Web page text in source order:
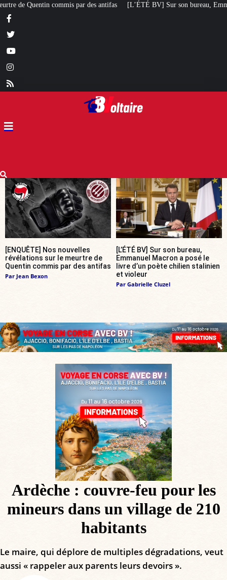
[L’ÉTÉ BV] Sur son bureau, Emmanuel Macron a posé le livre d’un
[ENQUÊTE] Nos nouvelles
révélations sur le meurtre de
Quentin commis par des antifas
Par Jean Bexon
[L’ÉTÉ BV] Sur son bureau,
Emmanuel Macron a posé le
livre d’un poète chilien stalinien
et violeur
Par Gabrielle Cluzel
Ardèche : couvre-feu pour les
mineurs dans un village de 210
habitants
Le maire, qui déplore de multiples dégradations, veut
aussi « rappeler aux parents leurs devoirs ».